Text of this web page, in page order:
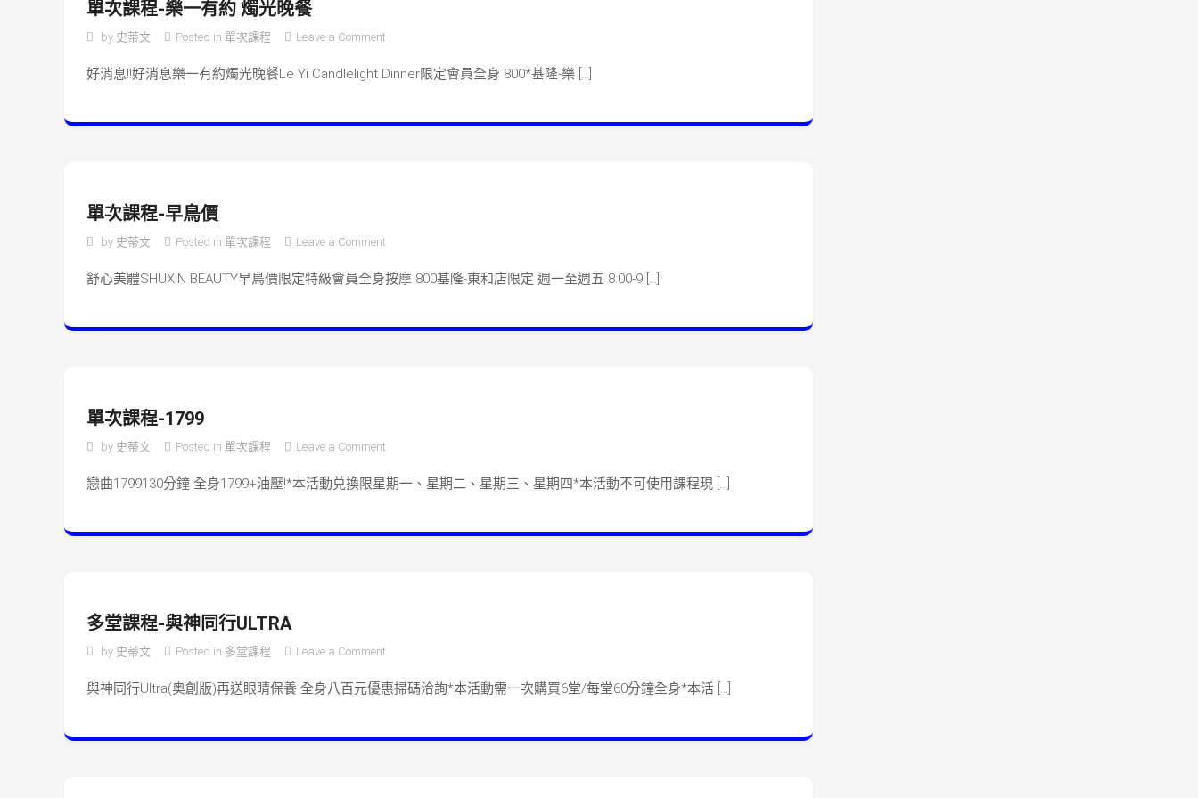
單次課程-樂一有約 燭光晚餐
by 史蒂文 Posted in 單次課程 Leave a Comment
好消息!!好消息樂一有約燭光晚餐Le Yi Candlelight Dinner限定會員全身 800*基隆-樂 […]
單次課程-早鳥價
by 史蒂文 Posted in 單次課程 Leave a Comment
舒心美體SHUXIN BEAUTY早鳥價限定特級會員全身按摩 800基隆-東和店限定 週一至週五 8:00-9 […]
單次課程-1799
by 史蒂文 Posted in 單次課程 Leave a Comment
戀曲1799130分鐘 全身1799+油壓!*本活動兑換限星期一、星期二、星期三、星期四*本活動不可使用課程現 […]
多堂課程-與神同行ULTRA
by 史蒂文 Posted in 多堂課程 Leave a Comment
與神同行Ultra(奥創版)再送眼睛保養 全身八百元優惠掃碼洽詢*本活動需一次購買6堂/每堂60分鐘全身*本活 […]